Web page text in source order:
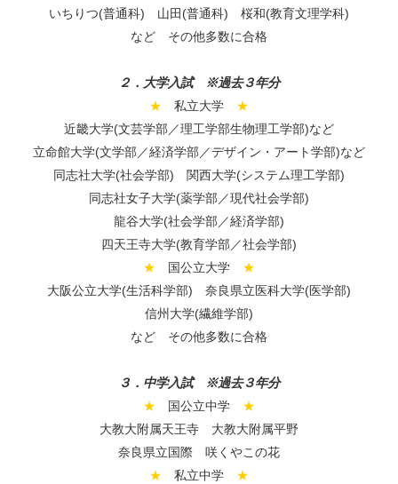
いちりつ(普通科) 山田(普通科) 桜和(教育文理学科)
など その他多数に合格
２．大学入試 ※過去３年分
★ 私立大学 ★
近畿大学(文芸学部／理工学部生物理工学部)など
立命館大学(文学部／経済学部／デザイン・アート学部)など
同志社大学(社会学部) 関西大学(システム理工学部)
同志社女子大学(薬学部／現代社会学部)
龍谷大学(社会学部／経済学部)
四天王寺大学(教育学部／社会学部)
★ 国公立大学 ★
大阪公立大学(生活科学部) 奈良県立医科大学(医学部)
信州大学(繊維学部)
など その他多数に合格
３．中学入試 ※過去３年分
★ 国公立中学 ★
大教大附属天王寺 大教大附属平野
奈良県立国際 咲くやこの花
★ 私立中学 ★